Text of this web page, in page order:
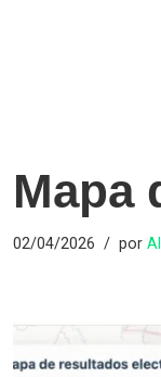
Mapa
02/04/2026 por